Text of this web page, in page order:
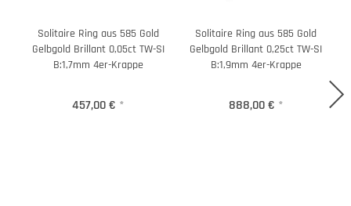
Solitaire Ring aus 585 Gold
Gelbgold Brillant 0,05ct TW-SI
B:1,7mm 4er-Krappe
457,00 € *
Solitaire Ring aus 585 Gold
Gelbgold Brillant 0,25ct TW-SI
B:1,9mm 4er-Krappe
888,00 € *